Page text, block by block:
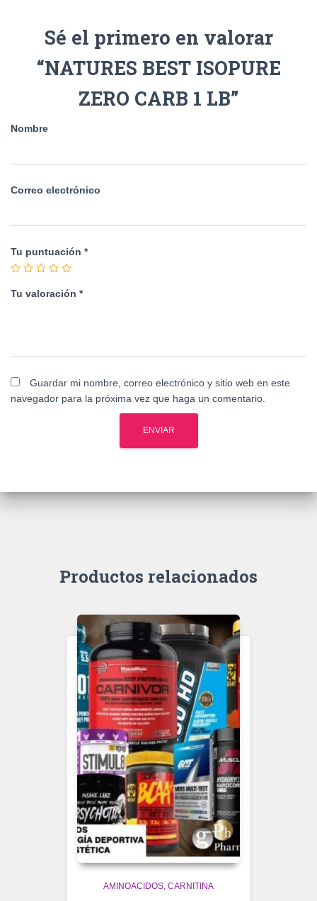
Sé el primero en valorar
“NATURES BEST ISOPURE
ZERO CARB 1 LB”
Nombre
Correo electrónico
Tu puntuación *
Tu valoración *
Guardar mi nombre, correo electrónico y sitio web en este
navegador para la próxima vez que haga un comentario.
Productos relacionados
AMINOACIDOS CARNITINA